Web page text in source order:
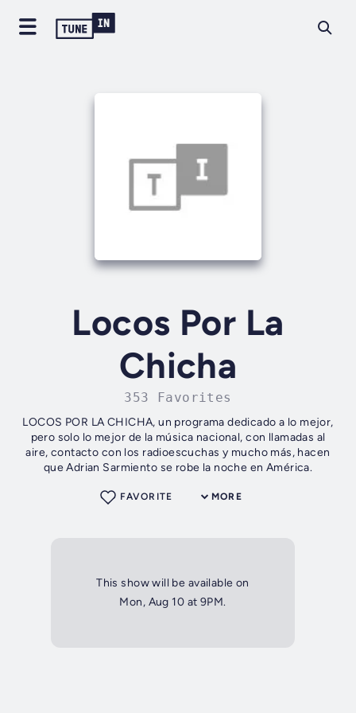
Locos Por La
Chicha
353 Favorites
LOCOS POR LA CHICHA, un programa dedicado a lo mejor,
pero solo lo mejor de la música nacional, con llamadas al
aire, contacto con los radioescuchas y mucho más, hacen
que Adrian Sarmiento se robe la noche en América.
MORE
FAVORITE
This show will be available on
Mon, Aug 10 at 9PM.